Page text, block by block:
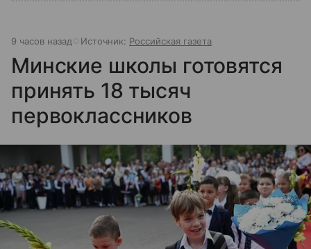
9 часов назад Источник: Российская газета
Минские школы готовятся
принять 18 тысяч
первоклассников